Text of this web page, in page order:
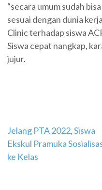
“secara umum sudah
sesuai dengan dunia
Clinic terhadap siswa
Siswa cepat nangkap,
jujur.
Navigasi
pos
Jelang PTA 2022, Siswa
Ekskul Pramuka
ke Kelas